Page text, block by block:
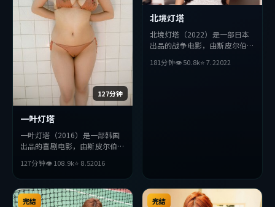
127分钟
一叶灯塔
一叶灯塔（2016）是一部韩国
出品的喜剧电影，由斯皮尔伯格
等主演。影片在叙事与视听上力
求突破，探讨人性与抉择，节奏
张弛有度，适合喜欢该类型的观
众完整观看。
127分钟👁108.9k⭐ 8.52016
北境灯塔
北境灯塔（2022）是一部日本
出品的战争电影，由斯皮尔伯格
哉等主演。影片在叙事与视听上
181分钟👁50.8k⭐7.22022
完结 完结